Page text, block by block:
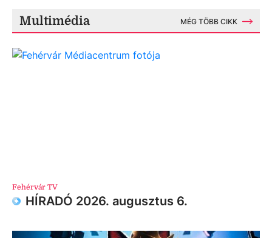
Multimédia MÉG TÖBB CIKK
Fehérvár TV
HÍRADÓ 2026. augusztus 6.